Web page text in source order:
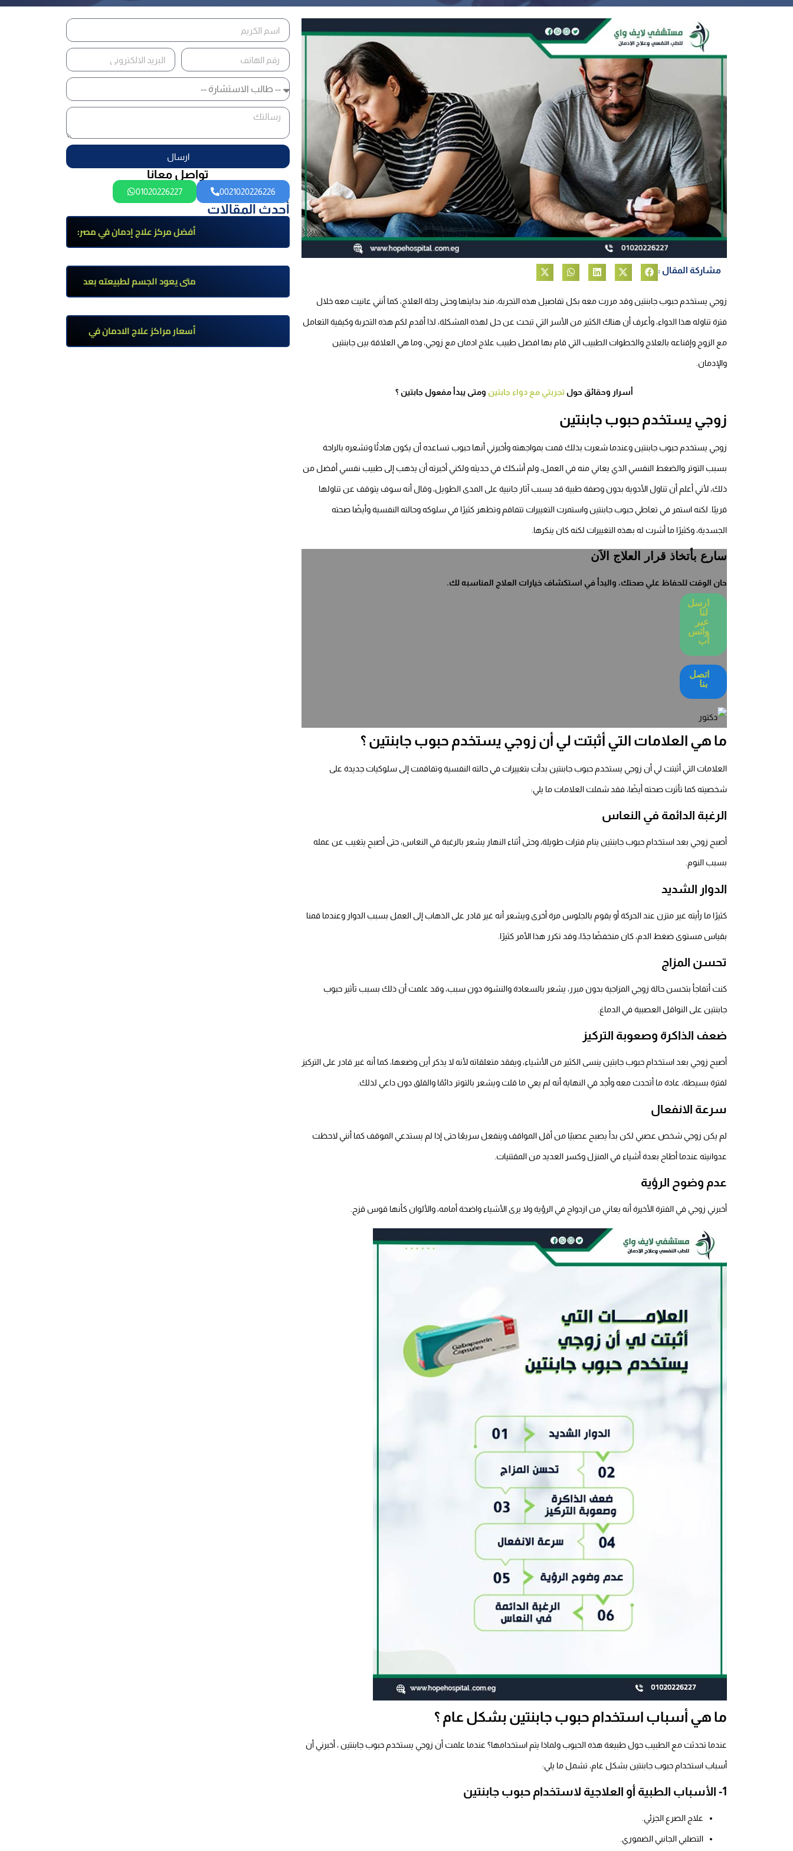
مشاركة المقال :
زوجي يستخدم حبوب جابنتين وقد مررت معه بكل تفاصيل هذه التجربة، منذ بدايتها وحتى رحلة العلاج، كما أنني عانيت معه خلال
فترة تناوله هذا الدواء، وأعرف أن هناك الكثير من الأسر التي تبحث عن حل لهذه المشكلة، لذا أقدم لكم هذه التجربة وكيفية التعامل
مع الزوج وإقناعه بالعلاج والخطوات الطبيب التي قام بها افضل طبيب علاج ادمان مع زوجي، وما هي العلاقة بين جابنتين
والإدمان.
أسرار وحقائق حول تجربتي مع دواء جابتين ومتى يبدأ مفعول جابتين ؟
زوجي يستخدم حبوب جابنتين
زوجي يستخدم حبوب جابنتين وعندما شعرت بذلك قمت بمواجهته وأخبرني أنها حبوب تساعده أن يكون هادئًا وتشعره بالراحة
بسبب التوتر والضغط النفسي الذي يعاني منه في العمل، ولم أشكك في حديثه ولكني أخبرته أن يذهب إلى طبيب نفسي أفضل من
ذلك، لأني أعلم أن تناول الأدوية بدون وصفة طبية قد يسبب آثار جانبية على المدى الطويل، وقال أنه سوف يتوقف عن تناولها
قريبًا. لكنه استمر في تعاطي حبوب جابنتين واستمرت التغييرات تتفاقم وتظهر كثيرًا في سلوكه وحالته النفسية وأيضًا صحته
الجسدية، وكثيرًا ما أشرت له بهذه التغييرات لكنه كان ينكرها.
سارع بأتخاذ قرار العلاج الاَن
حان الوقت للحفاظ علي صحتك، والبدأ في استكشاف خيارات العلاج المناسبه لك.
ارسل
لنا
عبر
واتس
اَب
اتصل
بنا
ما هي العلامات التي أثبتت لي أن زوجي يستخدم حبوب جابنتين ؟
العلامات التي أثبتت لي أن زوجي يستخدم حبوب جابنتين بدأت بتغييرات في حالته النفسية وتفاقمت إلى سلوكيات جديدة على
شخصيته كما تأثرت صحته أيضًا، فقد شملت العلامات ما يلي:
الرغبة الدائمة في النعاس
أصبح زوجي بعد استخدام حبوب جابنتين ينام فترات طويلة، وحتى أثناء النهار يشعر بالرغبة في النعاس، حتى أصبح يتغيب عن عمله
بسبب النوم.
الدوار الشديد
كثيرًا ما رأيته غير متزن عند الحركة أو يقوم بالجلوس مرة أخرى ويشعر أنه غير قادر على الذهاب إلى العمل بسبب الدوار وعندما قمنا
بقياس مستوى ضغط الدم، كان منخفضًا جدًا، وقد تكرر هذا الأمر كثيرًا.
تحسن المزاج
كنت أتفاجأ بتحسن حالة زوجي المزاجية بدون مبرر، يشعر بالسعادة والنشوة دون سبب، وقد علمت أن ذلك بسبب تأثير حبوب
جابنتين على النواقل العصبية في الدماغ.
ضعف الذاكرة وصعوبة التركيز
أصبح زوجي بعد استخدام حبوب جابتين ينسى الكثير من الأشياء، ويفقد متعلقاته لأنه لا يذكر أين وضعها، كما أنه غير قادر على التركيز
لفترة بسيطة، عادة ما أتحدث معه وأجد في النهاية أنه لم يعي ما قلت ويشعر بالتوتر دائمًا والقلق دون داعي لذلك.
سرعة الانفعال
لم يكن زوجي شخص عصبي لكن بدأ يصبح عصبيًا من أقل المواقف وينفعل سريعًا حتى إذا لم يستدعي الموقف كما أنني لاحظت
عدوانيته عندما أطاح بعدة أشياء في المنزل وكسر العديد من المقتنيات.
عدم وضوح الرؤية
أخبرني زوجي في الفترة الأخيرة أنه يعاني من ازدواج في الرؤية ولا يرى الأشياء واضحة أمامه، والألوان كأنها قوس قزح.
ما هي أسباب استخدام حبوب جابنتين بشكل عام ؟
عندما تحدثت مع الطبيب حول طبيعة هذه الحبوب ولماذا يتم استخدامها؟ عندما علمت أن زوجي يستخدم حبوب جابنتين ، أخبرني أن
أسباب استخدام حبوب جابنتين بشكل عام، تشمل ما يلي:
1- الأسباب الطبية أو العلاجية لاستخدام حبوب جابنتين
علاج الصرع الجزئي.
التصلبي الجانبي الضموري.
ارسال
تواصل معانا
0021020226226
01020226227
أحدث المقالات
أفضل مركز علاج إدمان في مصر:
برامج علاج معتمدة وتعافي آمن
تحت إشراف طبي
متى يعود الجسم لطبيعته بعد
ترك مخدر الآيس؟ مراحل التعافي
والعوامل المؤثرة
أسعار مراكز علاج الادمان في
مصر: كم تبلغ التكلفة وما الذي